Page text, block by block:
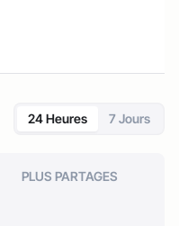
24 Heures 7 Jours
PLUS PARTAGES